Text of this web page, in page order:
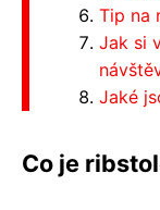
Tip na
Jak si
Jaké
Co je